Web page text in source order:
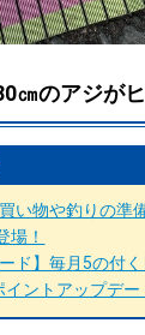
㎝のアジが
い物や釣りの準
場！
ド】毎月5の付く
ントアップデー